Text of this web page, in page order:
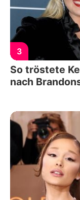
3
So tröstete
nach